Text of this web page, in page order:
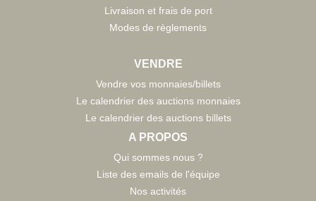
Livraison et frais de port
Modes de règlements
VENDRE
Vendre vos monnaies/billets
Le calendrier des auctions monnaies
Le calendrier des auctions billets
A PROPOS
Qui sommes nous ?
Liste des emails de l'équipe
Nos activités